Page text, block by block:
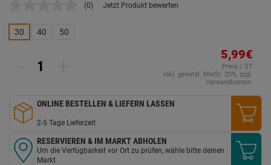
Kein
(0) Jetzt Produkt bewerten
30 40 50
5,99€
Preis / ST
inkl. gesetzl. MwSt. 20%, zzgl.
Versandkosten.
ONLINE BESTELLEN & LIEFERN LASSEN
2-5 Tage Lieferzeit
RESERVIEREN & IM MARKT ABHOLEN
Um die Verfügbarkeit vor Ort zu prüfen, wähle bitte deinen
Markt